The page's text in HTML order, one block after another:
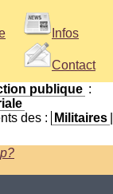
Infos
Contact
publique :
des :
Militaires